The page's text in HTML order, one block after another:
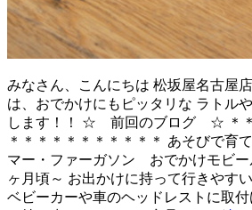
みなさん、こんにちは 松坂屋名古屋
は、おでかけにもピッタリな ラトル
します！！ ☆ 前回のブログ ☆ ＊＊
＊＊＊＊＊＊＊＊＊＊＊ あそびで育
マー・ファーガソン おでかけモ
ヶ月頃～ お出かけに持って行きやす
ベビーカーや車のヘッドレストに取